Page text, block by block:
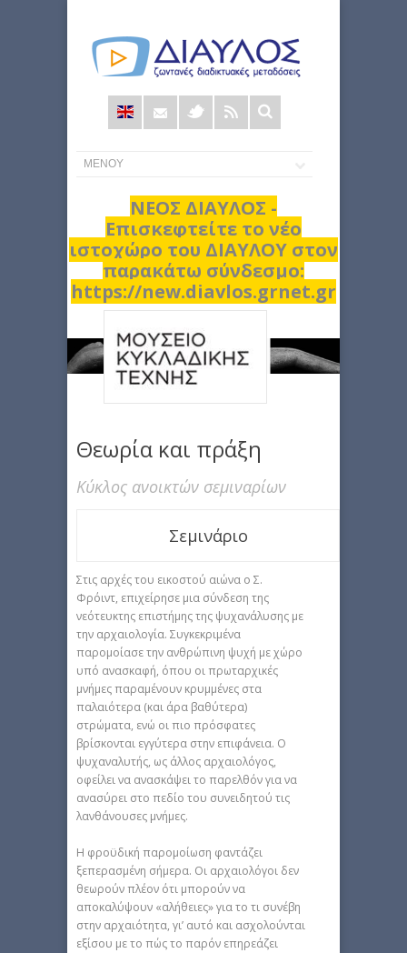
Φόρμα
αναζήτησης
ΝΕΟΣ ΔΙΑΥΛΟΣ -
Επισκεφτείτε το νέο
ιστοχώρο του ΔΙΑΥΛΟΥ στον
παρακάτω σύνδεσμο:
https://new.diavlos.grnet.gr
Θεωρία και πράξη
Κύκλος ανοικτών σεμιναρίων
Σεμινάριο
Στις αρχές του εικοστού αιώνα ο Σ.
Φρόιντ, επιχείρησε μια σύνδεση της
νεότευκτης επιστήμης της ψυχανάλυσης με
την αρχαιολογία. Συγκεκριμένα
παρομοίασε την ανθρώπινη ψυχή με χώρο
υπό ανασκαφή, όπου οι πρωταρχικές
μνήμες παραμένουν κρυμμένες στα
παλαιότερα (και άρα βαθύτερα)
στρώματα, ενώ οι πιο πρόσφατες
βρίσκονται εγγύτερα στην επιφάνεια. Ο
ψυχαναλυτής, ως άλλος αρχαιολόγος,
οφείλει να ανασκάψει το παρελθόν για να
ανασύρει στο πεδίο του συνειδητού τις
λανθάνουσες μνήμες.
Η φροϋδική παρομοίωση φαντάζει
ξεπερασμένη σήμερα. Οι αρχαιολόγοι δεν
θεωρούν πλέον ότι μπορούν να
αποκαλύψουν «αλήθειες» για το τι συνέβη
στην αρχαιότητα, γι’ αυτό και ασχολούνται
εξίσου με το πώς το παρόν επηρεάζει